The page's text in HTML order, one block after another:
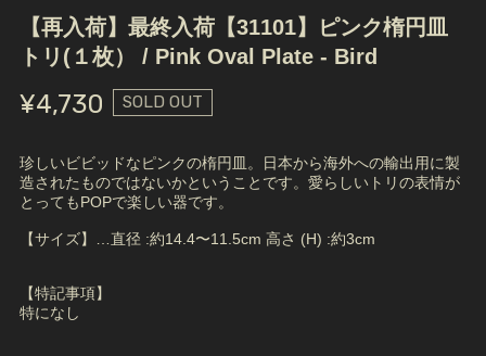
【再入荷】最終入荷【31101】ピンク楕円皿
トリ(１枚） / Pink Oval Plate - Bird
¥4,730 SOLD OUT
珍しいビビッドなピンクの楕円皿。日本から海外への輸出用に製
造されたものではないかということです。愛らしいトリの表情が
とってもPOPで楽しい器です。
【サイズ】…直径 :約14.4〜11.5cm 高さ (H) :約3cm
【特記事項】
特になし